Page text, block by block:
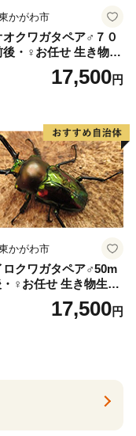
かがわ市
オクワガタペア♂７０
後・♀お任せ 生き物生
17,500円
かがわ市
ロクワガタペア♂50m
♀お任せ 生き物生き
17,500円